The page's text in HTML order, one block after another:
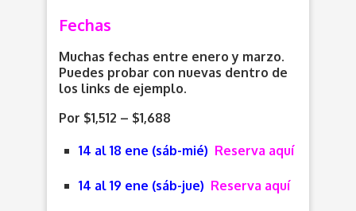
Fechas
Muchas fechas entre enero y marzo.
Puedes probar con nuevas dentro de
los links de ejemplo.
Por $1,512 – $1,688
14 al 18 ene (sáb-mié) Reserva aquí
14 al 19 ene (sáb-jue) Reserva aquí